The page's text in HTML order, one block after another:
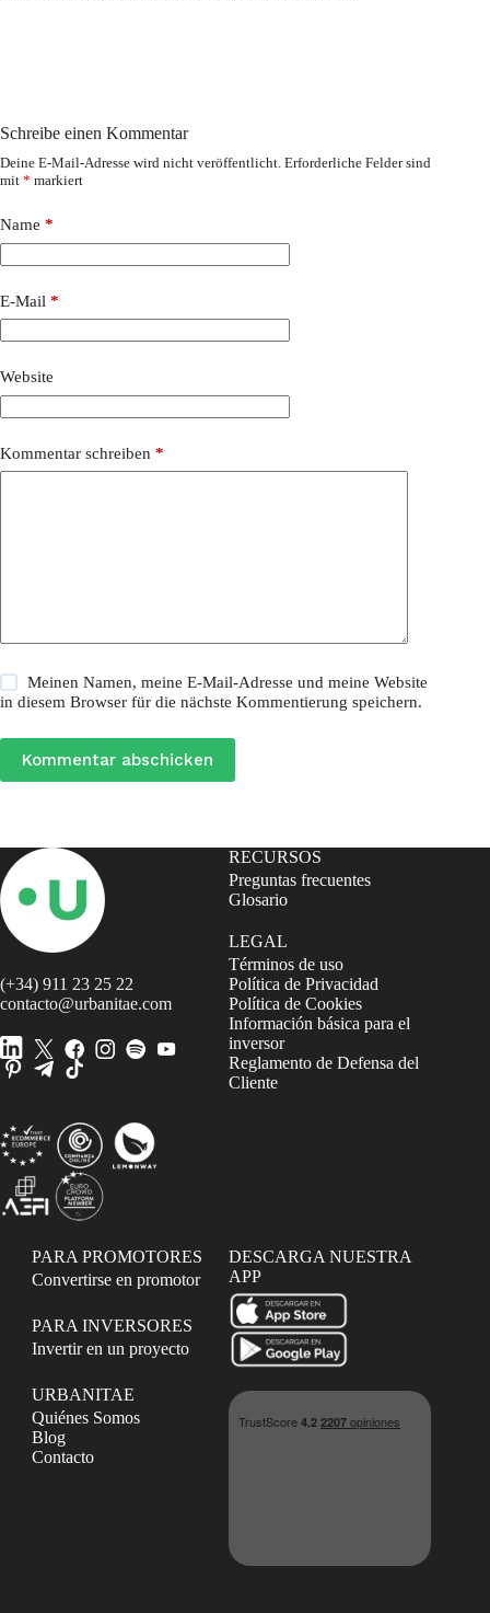
Schreibe einen Kommentar
Deine E-Mail-Adresse wird nicht veröffentlicht. Erforderliche Felder sind
mit * markiert
Name *
E-Mail *
Website
Kommentar schreiben *
Meinen Namen, meine E-Mail-Adresse und meine Website
in diesem Browser für die nächste Kommentierung speichern.
Kommentar abschicken
(+34) 911 23 25 22
contacto@urbanitae.com
RECURSOS
Preguntas frecuentes
Glosario
LEGAL
Términos de uso
Política de Privacidad
Política de Cookies
Información básica para el
inversor
Reglamento de Defensa del
Cliente
PARA PROMOTORES
Convertirse en promotor
PARA INVERSORES
Invertir en un proyecto
URBANITAE
Quiénes Somos
Blog
Contacto
DESCARGA NUESTRA
APP